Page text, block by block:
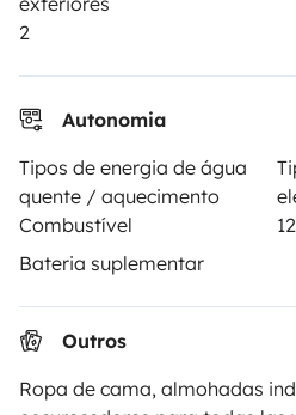
2
Autonomia
Tipos de energia de água
quente / aquecimento
Combustível
Bateria suplementar
Outros
Ropa de cama, almohadas
Modos de pagamento seguros
Pagamento em prestações
Descarregar na
Apple Store
O blog